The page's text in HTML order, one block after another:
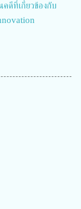
คดีที่เกี่ยวข้องกับ